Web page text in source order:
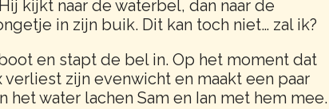
kijkt naar de waterbel, dan naar de
in zijn buik. Dit kan toch niet… zal ik?
en stapt de bel in. Op het moment dat
zijn evenwicht en maakt een paar
water lachen Sam en Ian met hem mee.